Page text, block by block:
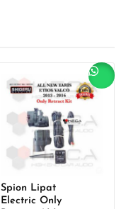
Sale!
Spion Lipat
Electric Only